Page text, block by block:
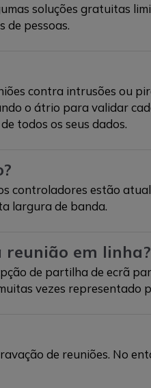
soluções gratuitas
de pessoas.
contra intrusões ou
o átrio para validar
todos os seus dados.
controladores estão
largura de banda.
em linha?
de partilha de ecrã
vezes representado
de reuniões. No